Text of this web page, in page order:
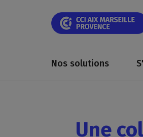
Nos solutions
Une